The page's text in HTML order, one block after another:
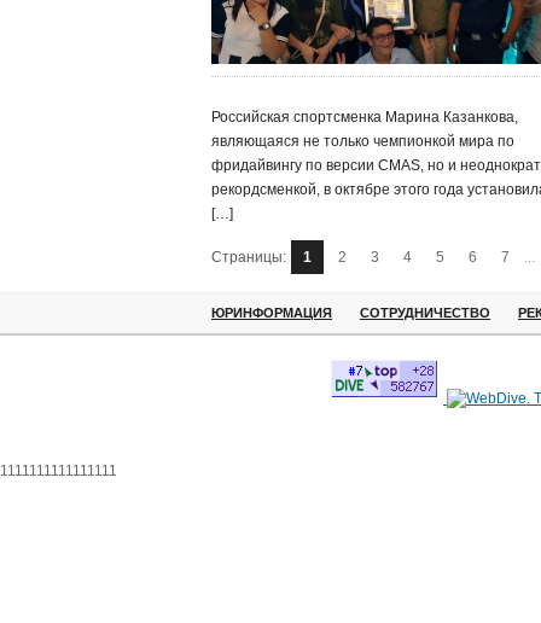
Российская спортсменка Марина Казанкова,
являющаяся не только чемпионкой мира по
фридайвингу по версии CMAS, но и
рекордсменкой, в октябре этого года
[…]
Страницы: 1 2 3 4 5 6 7 ...
ЮРИНФОРМАЦИЯ СОТРУДНИЧЕСТВО
1111111111111111